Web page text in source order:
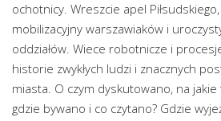
ochotnicy. Wreszcie apel
mobilizacyjny warszawiaków i
oddziałów. Wiece robotnicze i
historie zwykłych ludzi i znacznych
miasta. O czym dyskutowano, na jakie
gdzie bywano i co czytano? Gdzie